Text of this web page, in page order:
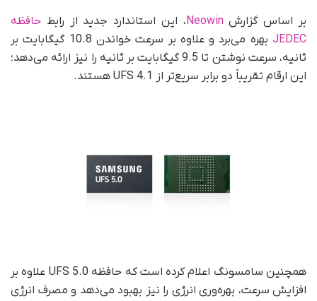
بر اساس گزارشNeowin، این استاندارد جدید از رابط حافظه
JEDEC
بهره می‌برد و علاوه بر سرعت خواندن 10.8 گیگابایت بر
ثانیه، سرعت نوشتن تا 9.5 گیگابایت بر ثانیه را نیز ارائه می‌دهد؛
این ارقام تقریباً دو برابر سریع‌تر از UFS 4.1 هستند.
همچنین سامسونگ اعلام کرده است که حافظه UFS 5.0 علاوه بر
افزایش سرعت، بهره‌وری انرژی را نیز بهبود می‌دهد و مصرف انرژی